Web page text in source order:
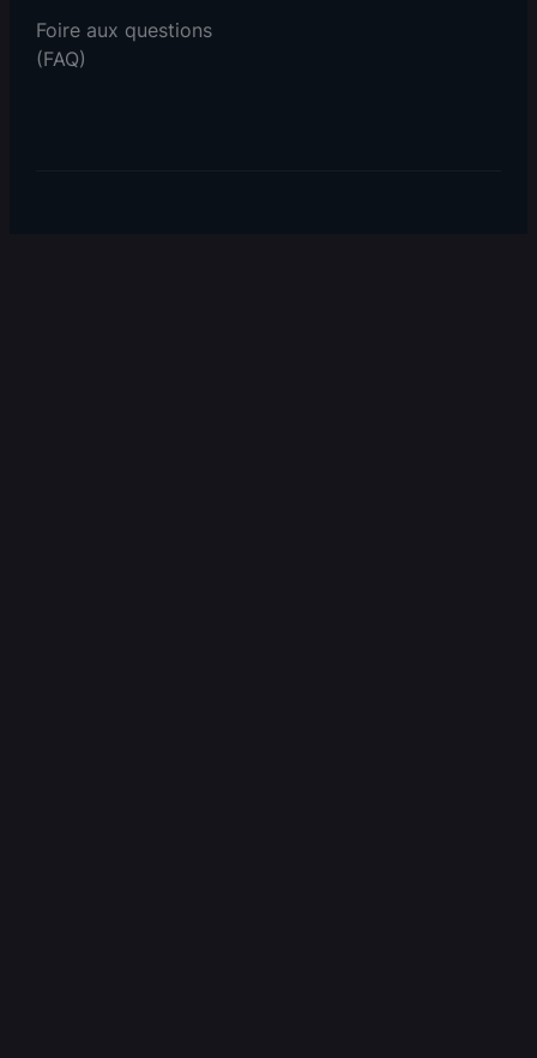
Foire aux questions
(FAQ)